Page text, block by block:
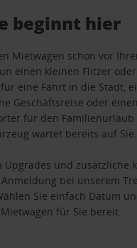
beginnt hier
Mietwagen schon vor
einen kleinen Flitzer
eine Fahrt in die Stadt,
Geschäftsreise oder einen
für den Familienurlaub
wartet bereits auf Sie.
und zusätzliche
bei unserem
Sie einfach Datum
für Sie bereit.